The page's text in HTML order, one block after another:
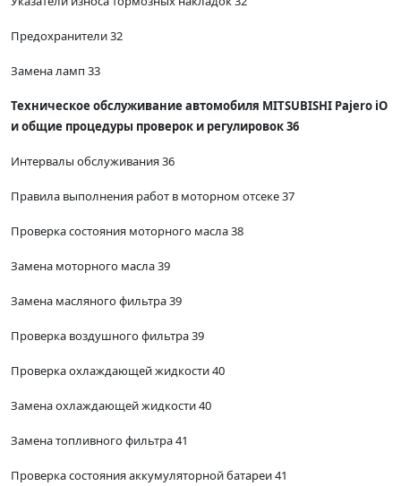
Предохранители 32
Замена ламп 33
Техническое обслуживание автомобиля MITSUBISHI Pajero iO
и общие процедуры проверок и регулировок 36
Интервалы обслуживания 36
Правила выполнения работ в моторном отсеке 37
Проверка состояния моторного масла 38
Замена моторного масла 39
Замена масляного фильтра 39
Проверка воздушного фильтра 39
Проверка охлаждающей жидкости 40
Замена охлаждающей жидкости 40
Замена топливного фильтра 41
Проверка состояния аккумуляторной батареи 41